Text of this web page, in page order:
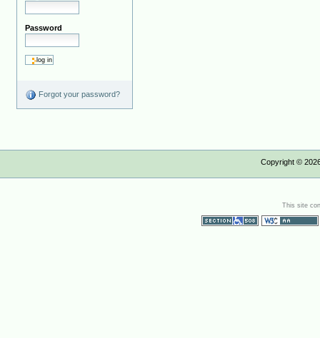
Password
Forgot your password?
Copyright ©
This site